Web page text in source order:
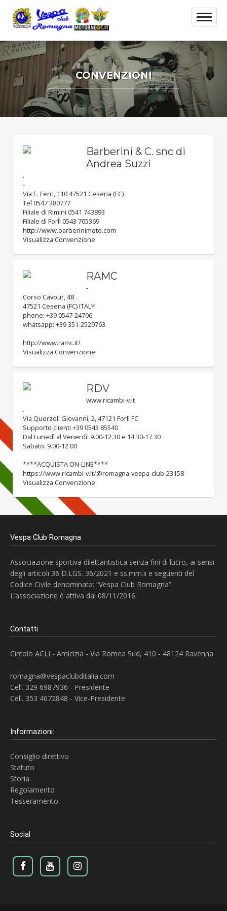
CONVENZIONI
Barberini & C. snc di
Andrea Suzzi
.
-
Via E. Ferri, 110 47521 Cesena (FC)
Tel 0547 380777
Filiale di Rimini 0541 743893
Filiale di Forlì 0543 705369
http://www.barberinimoto.com
Visualizza Convenzione
RAMC
-
Corso Cavour, 48
47521 Cesena (FC) ITALY
phone: +39 0547-24706
whatsapp: +39 351-2520763
http://www.ramc.it/
Visualizza Convenzione
RDV
www.ricambi-v.it
.
Via Querzoli Giovanni, 2, 47121 Forlì FC
Supporto clienti +39 0543 85540
Dal Lunedì al Venerdì: 9.00-12.30 e 14.30-17.30
Sabato: 9.00-12.00
****ACQUISTA ON-LINE****
https://www.ricambi-v.it/@romagna-vespa-club-23158
Visualizza Convenzione
Vespa Club Romagna
Associazione sportiva dilettantistica senza fini di lucro, ai sensi
degli articoli 36 D.LGS. 36/2021 e ss.mm.ii e seguenti del
Codice Civile denominata: “Vespa Club Romagna”.
L’associazione è attiva dal 08/11/2016.
Contatti
Circolo ACLI - Amicizia - Via Romea Sud, 410 - 48124 Ravenna
romagna@vespaclubditalia.com
Cell. 329 6987936 - Presidente
Cell. 353 4672848 - Vice-Presidente
Informazioni:
Consiglio direttivo
Statuto
Storia
Regolamento
Tesseramento
Social